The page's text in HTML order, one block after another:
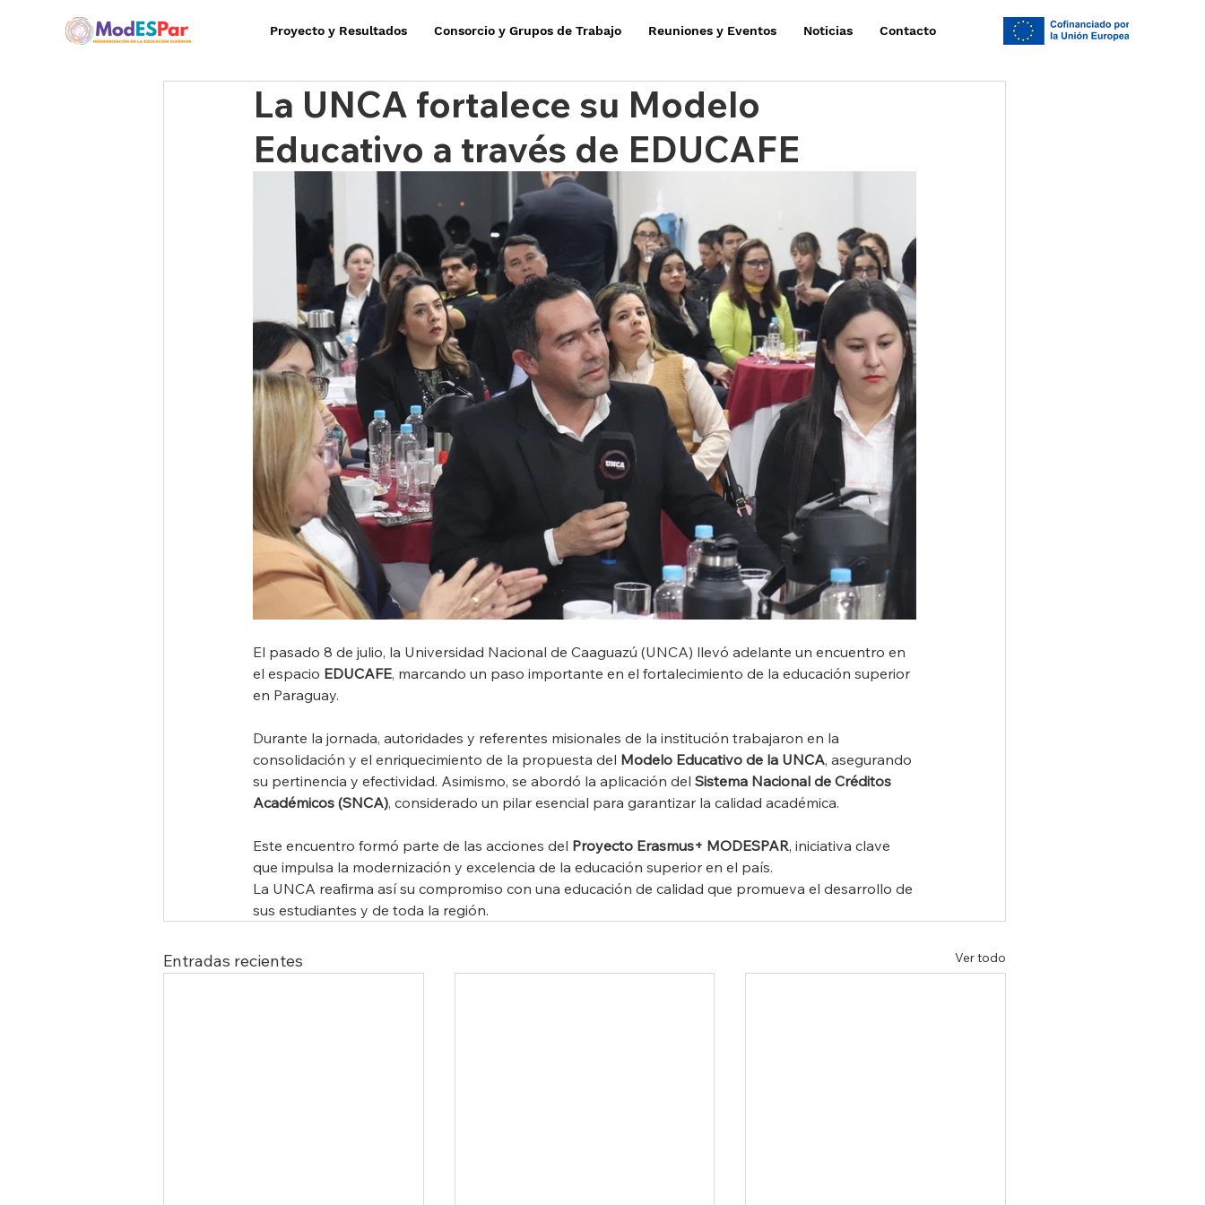
Proyecto y Resultados Consorcio y Grupos de Trabajo Reuniones y Eventos Noticias Contacto
La UNCA fortalece su Modelo
Educativo a través de EDUCAFE
El pasado 8 de julio, la Universidad Nacional de Caaguazú (UNCA) llevó adelante un encuentro en
el espacio EDUCAFE, marcando un paso importante en el fortalecimiento de la educación superior
en Paraguay.
Durante la jornada, autoridades y referentes misionales de la institución trabajaron en la
consolidación y el enriquecimiento de la propuesta del Modelo Educativo de la UNCA, asegurando
su pertinencia y efectividad. Asimismo, se abordó la aplicación del Sistema Nacional de Créditos
Académicos (SNCA), considerado un pilar esencial para garantizar la calidad académica.
Este encuentro formó parte de las acciones del Proyecto Erasmus+ MODESPAR, iniciativa clave
que impulsa la modernización y excelencia de la educación superior en el país.
La UNCA reafirma así su compromiso con una educación de calidad que promueva el desarrollo de
sus estudiantes y de toda la región.
Entradas recientes Ver todo